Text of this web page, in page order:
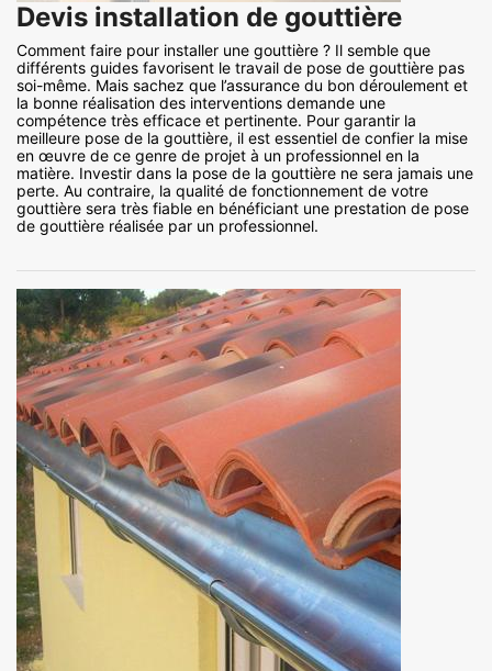
Devis installation de gouttière
Comment faire pour installer une gouttière ? Il semble que
différents guides favorisent le travail de pose de gouttière pas
soi-même. Mais sachez que l’assurance du bon déroulement et
la bonne réalisation des interventions demande une
compétence très efficace et pertinente. Pour garantir la
meilleure pose de la gouttière, il est essentiel de confier la mise
en œuvre de ce genre de projet à un professionnel en la
matière. Investir dans la pose de la gouttière ne sera jamais une
perte. Au contraire, la qualité de fonctionnement de votre
gouttière sera très fiable en bénéficiant une prestation de pose
de gouttière réalisée par un professionnel.